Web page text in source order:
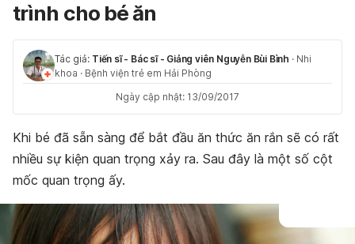
trình cho bé ăn
Tác giả: Tiến sĩ - Bác sĩ - Giảng viên Nguyễn Bùi Bình · Nhi
khoa · Bệnh viện trẻ em Hải Phòng
Ngày cập nhật: 13/09/2017
Khi bé đã sẵn sàng để bắt đầu ăn thức ăn rắn sẽ có rất
nhiều sự kiện quan trọng xảy ra. Sau đây là một số cột
mốc quan trọng ấy.